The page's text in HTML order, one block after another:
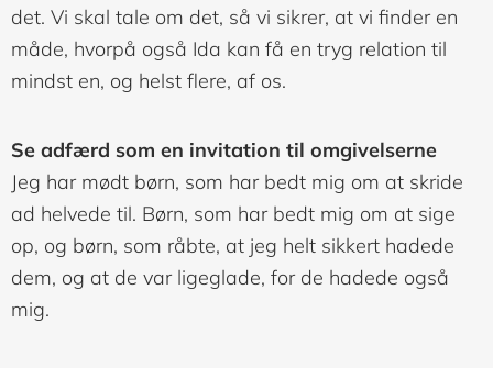
det. Vi skal tale om det, så vi sikrer, at vi finder en
måde, hvorpå også Ida kan få en tryg relation til
mindst en, og helst flere, af os.
Se adfærd som en invitation til omgivelserne
Jeg har mødt børn, som har bedt mig om at skride
ad helvede til. Børn, som har bedt mig om at sige
op, og børn, som råbte, at jeg helt sikkert hadede
dem, og at de var ligeglade, for de hadede også
mig.